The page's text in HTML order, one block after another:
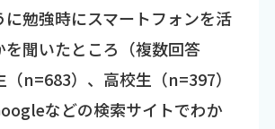
に勉強時にスマートフォンを活
を聞いたところ（複数回答
n=683）、高校生（n=397）
などの検索サイトでわか